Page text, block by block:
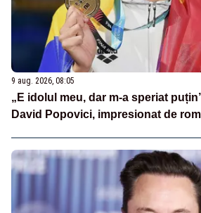
9 aug. 2026, 08:05
„E idolul meu, dar m-a speriat
David Popovici, impresionat de